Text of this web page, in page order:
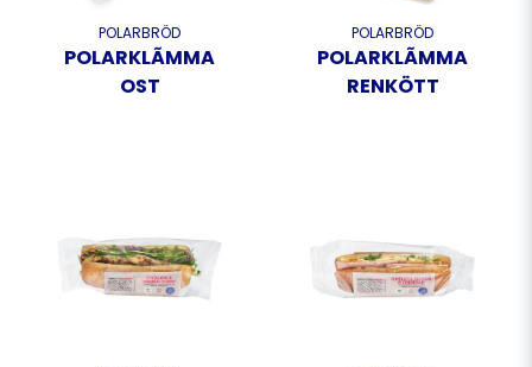
POLARBRÖD
POLARKLÃMMA
OST
POLARBRÖD
POLARKLÃMMA
RENKÖTT